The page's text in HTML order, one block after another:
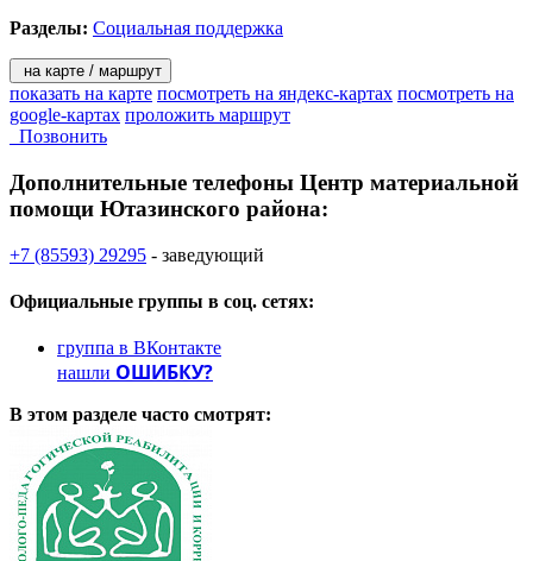
Разделы: Социальная поддержка
на карте / маршрут
показать на карте посмотреть на яндекс-картах посмотреть на
google-картах проложить маршрут
Позвонить
Дополнительные телефоны Центр материальной
помощи Ютазинского района:
+7 (85593) 29295 - заведующий
Официальные группы в соц. сетях:
группа в ВКонтакте
нашли ОШИБКУ?
В этом разделе часто смотрят: